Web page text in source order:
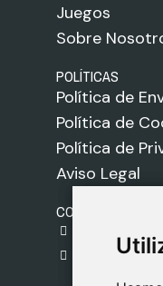
Juegos
Sobre
POLÍTICAS
Política de
Política de
Política de
Aviso Legal
CONTACTO
C. del
Madrid